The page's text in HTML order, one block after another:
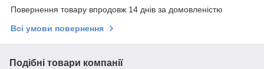
Повернення товару впродовж 14 днів за домовленістю
Всі умови повернення
Подібні товари компанії